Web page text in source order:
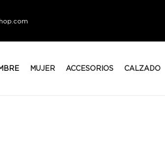
MUJER ACCESORIOS CALZADO